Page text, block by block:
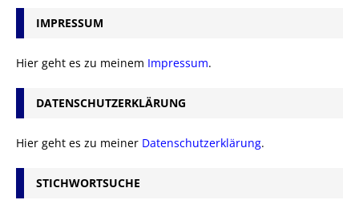
IMPRESSUM
Hier geht es zu meinem Impressum.
DATENSCHUTZERKLÄRUNG
Hier geht es zu meiner Datenschutzerklärung.
STICHWORTSUCHE